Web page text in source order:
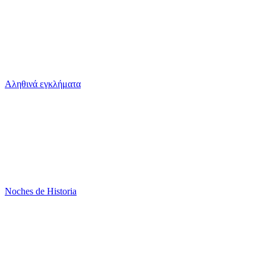
Αληθινά εγκλήματα
Noches de Historia